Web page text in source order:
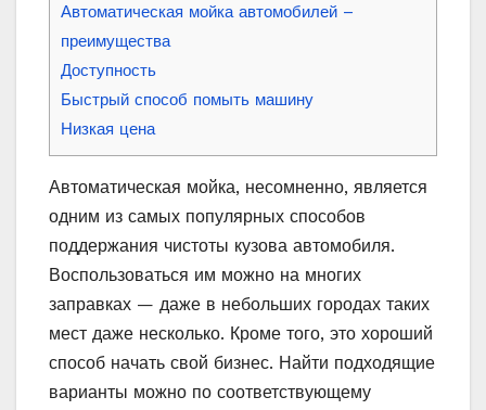
Автоматическая мойка автомобилей –
преимущества
Доступность
Быстрый способ помыть машину
Низкая цена
Автоматическая мойка, несомненно, является
одним из самых популярных способов
поддержания чистоты кузова автомобиля.
Воспользоваться им можно на многих
заправках — даже в небольших городах таких
мест даже несколько. Кроме того, это хороший
способ начать свой бизнес. Найти подходящие
варианты можно по соответствующему